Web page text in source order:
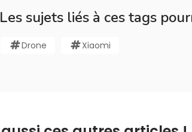
Les sujets liés à ces tags
Drone Xiaomi